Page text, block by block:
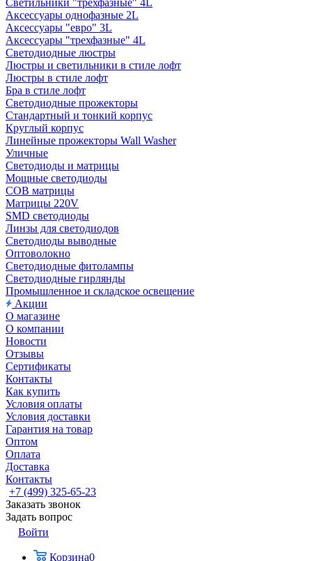
Светильники "трехфазные" 4L
Аксессуары однофазные 2L
Аксессуары "евро" 3L
Аксессуары "трехфазные" 4L
Светодиодные люстры
Люстры и светильники в стиле лофт
Люстры в стиле лофт
Бра в стиле лофт
Светодиодные прожекторы
Стандартный и тонкий корпус
Круглый корпус
Линейные прожекторы Wall Washer
Уличные
Светодиоды и матрицы
Мощные светодиоды
COB матрицы
Матрицы 220V
SMD светодиоды
Линзы для светодиодов
Светодиоды выводные
Оптоволокно
Светодиодные фитолампы
Светодиодные гирлянды
Промышленное и складское освещение
Акции
О магазине
О компании
Новости
Отзывы
Сертификаты
Контакты
Как купить
Условия оплаты
Условия доставки
Гарантия на товар
Оптом
Оплата
Доставка
Контакты
+7 (499) 325-65-23
Заказать звонок
Задать вопрос
Войти
Корзина0